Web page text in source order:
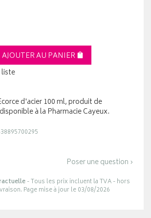
AJOUTER AU PANIER
d'acier 100 ml, produit de
à la Pharmacie Cayeux.
Poser une question ›
- Tous les prix incluent la TVA - hors
Page mise à jour le 03/08/2026